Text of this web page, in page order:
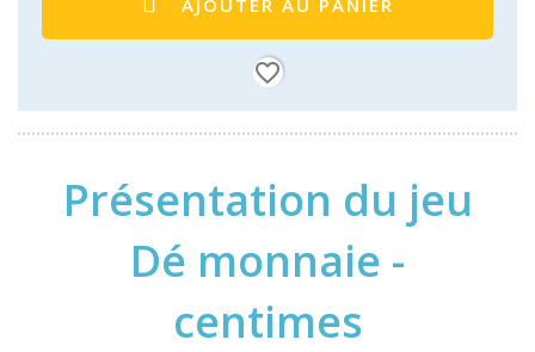
AJOUTER AU PANIER
favorite_border
Présentation du jeu
Dé monnaie -
centimes